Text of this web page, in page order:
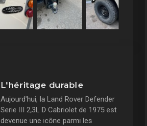
L'héritage durable
Aujourd'hui, la Land Rover Defender
Serie III 2,3L D Cabriolet de 1975 est
devenue une icône parmi les